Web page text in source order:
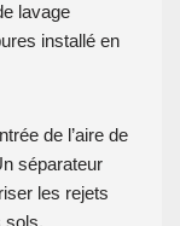
lavage
installé en
de l’aire de
séparateur
les rejets